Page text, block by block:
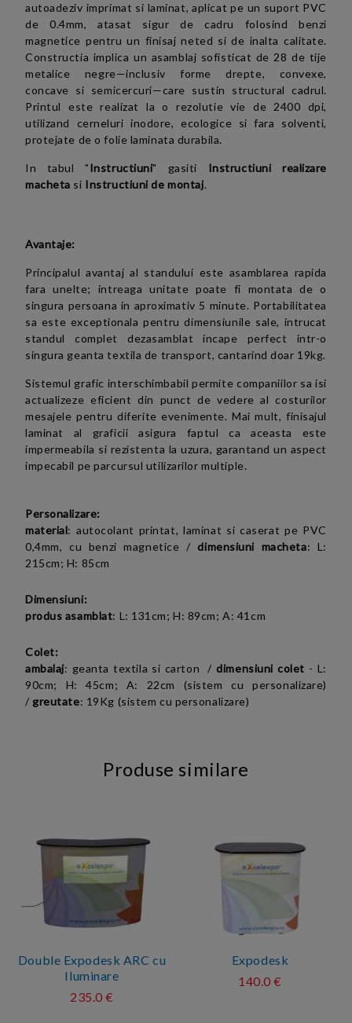
autoadeziv imprimat si laminat, aplicat pe un suport PVC
de 0.4mm, atasat sigur de cadru folosind benzi
magnetice pentru un finisaj neted si de inalta calitate.
Constructia implica un asamblaj sofisticat de 28 de tije
metalice negre—inclusiv forme drepte, convexe,
concave si semicercuri—care sustin structural cadrul.
Printul este realizat la o rezolutie vie de 2400 dpi,
utilizand cerneluri inodore, ecologice si fara solventi,
protejate de o folie laminata durabila.
In tabul "Instructiuni" gasiti Instructiuni realizare
macheta si Instructiuni de montaj.
Avantaje:
Principalul avantaj al standului este asamblarea rapida
fara unelte; intreaga unitate poate fi montata de o
singura persoana in aproximativ 5 minute. Portabilitatea
sa este exceptionala pentru dimensiunile sale, intrucat
standul complet dezasamblat incape perfect intr-o
singura geanta textila de transport, cantarind doar 19kg.
Sistemul grafic interschimbabil permite companiilor sa isi
actualizeze eficient din punct de vedere al costurilor
mesajele pentru diferite evenimente. Mai mult, finisajul
laminat al graficii asigura faptul ca aceasta este
impermeabila si rezistenta la uzura, garantand un aspect
impecabil pe parcursul utilizarilor multiple.
Personalizare:
material:autocolant printat, laminat si caserat pe PVC
0,4mm, cu benzi magnetice/ dimensiuni macheta: L:
215cm; H: 85cm
Dimensiuni:
produs asamblat: L: 131cm; H: 89cm; A: 41cm
Colet:
ambalaj: geanta textila si carton /dimensiuni colet - L:
90cm; H: 45cm; A: 22cm (sistem cu personalizare)
/greutate: 19Kg (sistem cu personalizare)
Produse similare
Double Expodesk ARC cu
Iluminare
235.0 €
Expodesk
140.0 €